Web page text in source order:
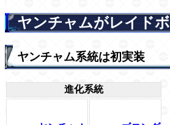
ヤンチャムがレイド
ヤンチャム系統は初実装
進化系統